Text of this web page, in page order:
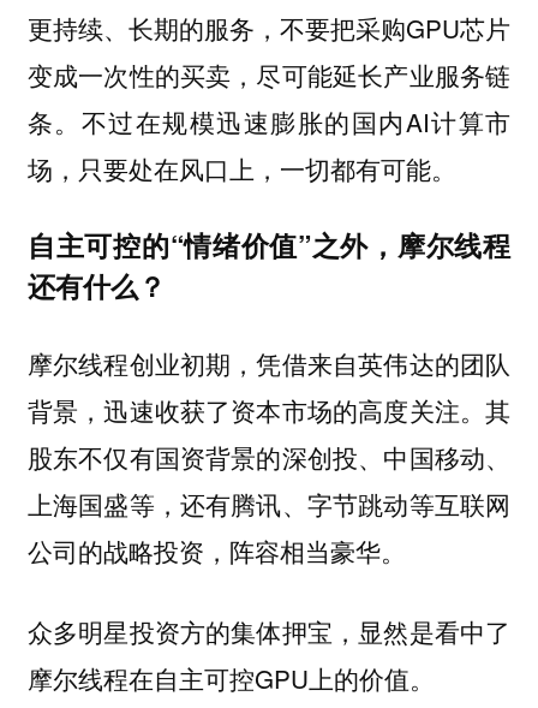
更持续、长期的服务，不要把采购GPU芯片
变成一次性的买卖，尽可能延长产业服务链
条。不过在规模迅速膨胀的国内AI计算市
场，只要处在风口上，一切都有可能。
自主可控的“情绪价值”之外，摩尔线程
还有什么？
摩尔线程创业初期，凭借来自英伟达的团队
背景，迅速收获了资本市场的高度关注。其
股东不仅有国资背景的深创投、中国移动、
上海国盛等，还有腾讯、字节跳动等互联网
公司的战略投资，阵容相当豪华。
众多明星投资方的集体押宝，显然是看中了
摩尔线程在自主可控GPU上的价值。